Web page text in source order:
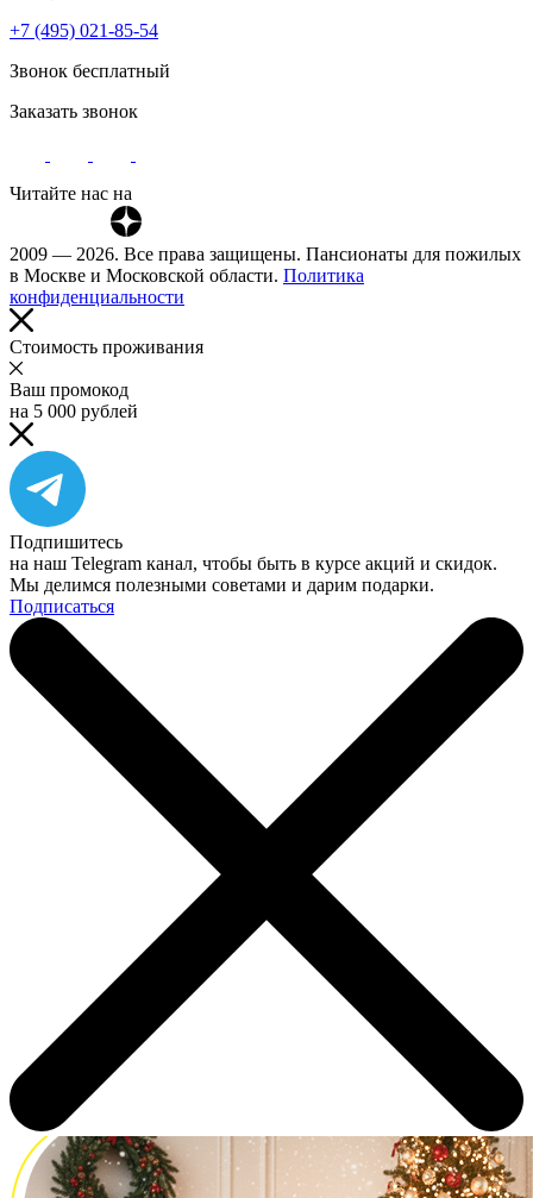
+7 (495) 021-85-54
Звонок бесплатный
Заказать звонок
Читайте нас на
2009 — 2026. Все права защищены. Пансионаты для пожилых
в Москве и Московской области. Политика
конфиденциальности
Cтоимость проживания
Ваш промокод
на 5 000 рублей
Подпишитесь
на наш Telegram канал, чтобы быть в курсе акций и скидок.
Мы делимся полезными советами и дарим подарки.
Подписаться